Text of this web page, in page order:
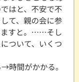
はと、不安で不
て、親の会に参
ますと。……そし
ついて、いくつ
時間がかかる。